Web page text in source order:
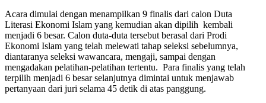
Acara dimulai dengan menampilkan 9 finalis dari calon Duta
Literasi Ekonomi Islam yang kemudian akan dipilih kembali
menjadi 6 besar. Calon duta-duta tersebut berasal dari Prodi
Ekonomi Islam yang telah melewati tahap seleksi sebelumnya,
diantaranya seleksi wawancara, mengaji, sampai dengan
mengadakan pelatihan-pelatihan tertentu. Para finalis yang telah
terpilih menjadi 6 besar selanjutnya dimintai untuk menjawab
pertanyaan dari juri selama 45 detik di atas panggung.